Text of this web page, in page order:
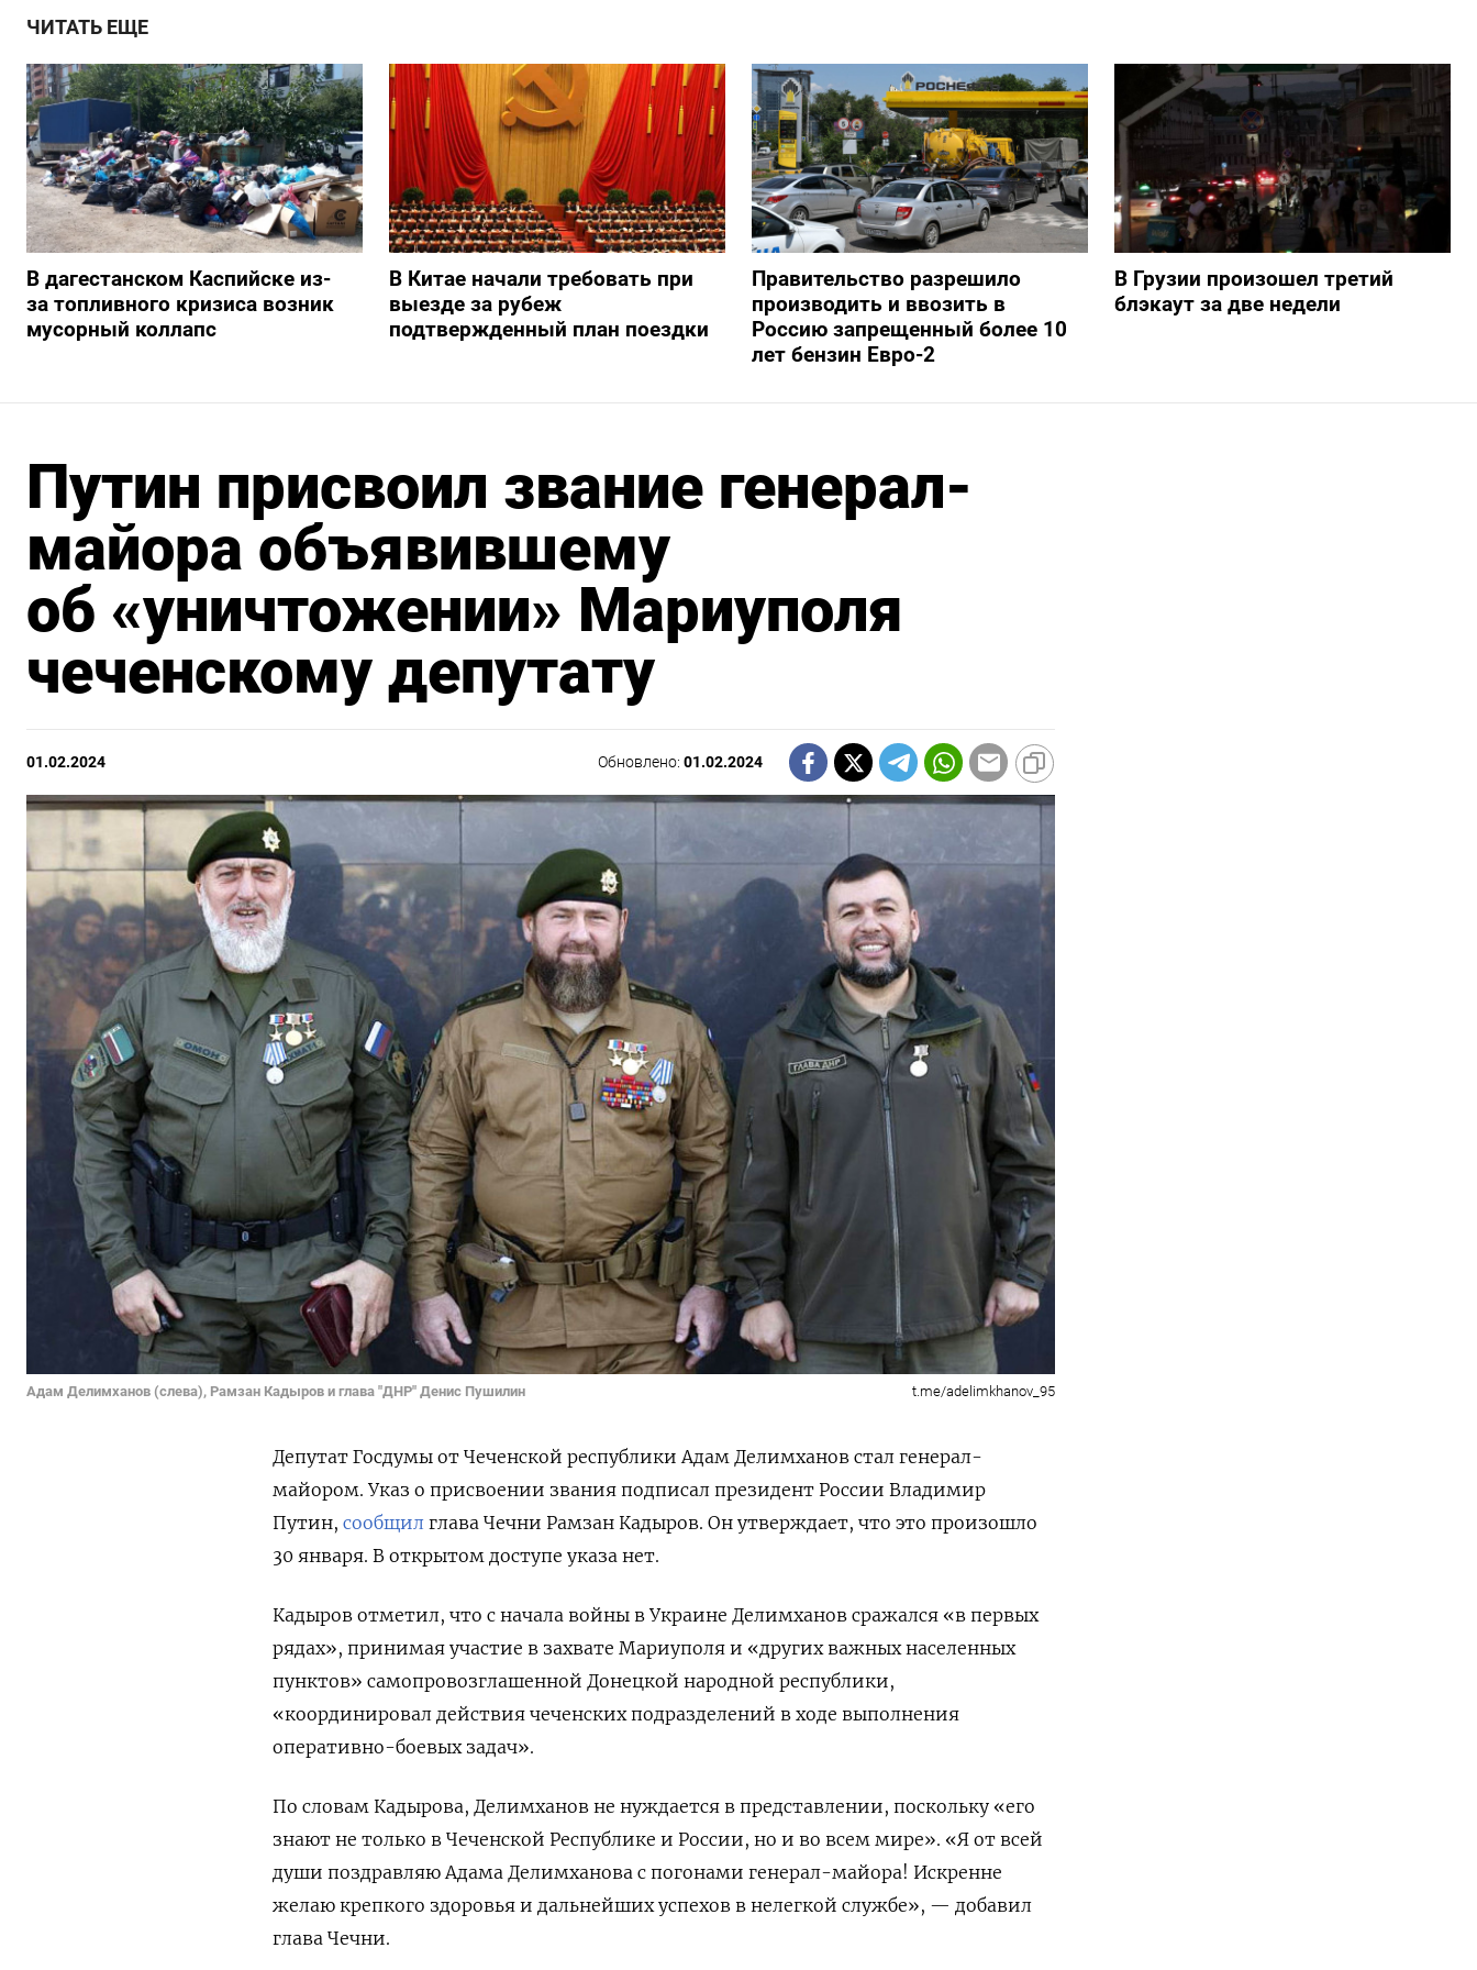
ЧИТАТЬ ЕЩЕ
В дагестанском Каспийске из-
за топливного кризиса возник
мусорный коллапс
В Китае начали требовать при
выезде за рубеж
подтвержденный план поездки
Правительство разрешило
производить и ввозить в
Россию запрещенный более 10
лет бензин Евро-2
В Грузии произошел третий
блэкаут за две недели
Путин присвоил звание генерал-
майора объявившему
об «уничтожении» Мариуполя
чеченскому депутату
01.02.2024 Обновлено:01.02.2024
Адам Делимханов (слева), Рамзан Кадыров и глава "ДНР" Денис Пушилин t.me/adelimkhanov_95
Депутат Госдумы от Чеченской республики Адам Делимханов стал генерал-
майором. Указ о присвоении звания подписал президент России Владимир
Путин, сообщил глава Чечни Рамзан Кадыров. Он утверждает, что это произошло
30 января. В открытом доступе указа нет.
Кадыров отметил, что с начала войны в Украине Делимханов сражался «в первых
рядах», принимая участие в захвате Мариуполя и «других важных населенных
пунктов» самопровозглашенной Донецкой народной республики,
«координировал действия чеченских подразделений в ходе выполнения
оперативно-боевых задач».
По словам Кадырова, Делимханов не нуждается в представлении, поскольку «его
знают не только в Чеченской Республике и России, но и во всем мире». «Я от всей
души поздравляю Адама Делимханова с погонами генерал-майора! Искренне
желаю крепкого здоровья и дальнейших успехов в нелегкой службе», — добавил
глава Чечни.